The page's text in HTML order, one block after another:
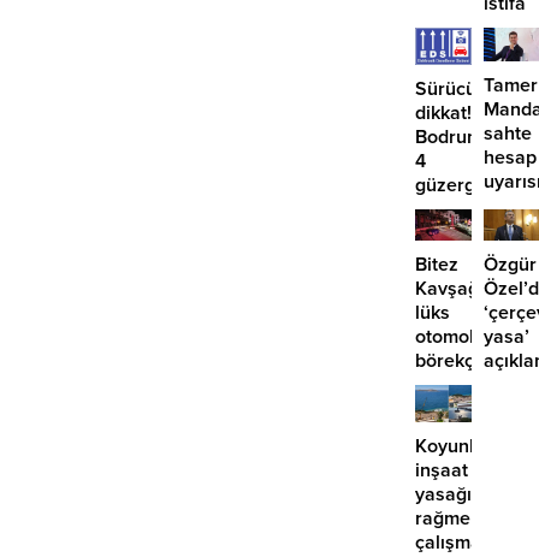
Sürücüler
dikkat!
Bodrum’da
4
güzergahta
EDS
başlıyor
Tamer
sahte
hesap
Bitez
Kavşağı’nda
lüks
otomobil
börekçiye
girdi:
2
yaralı
Özgür
yasa’
Koyunbaba’da
inşaat
yasağına
rağmen
çalışma